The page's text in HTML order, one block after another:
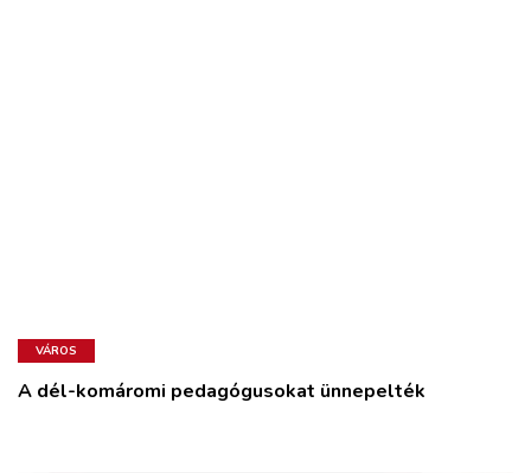
VÁROS
A dél-komáromi pedagógusokat ünnepelték